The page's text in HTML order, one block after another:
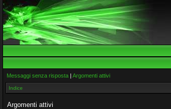
Messaggi senza risposta | Argomenti attivi
Indice
Argomenti attivi